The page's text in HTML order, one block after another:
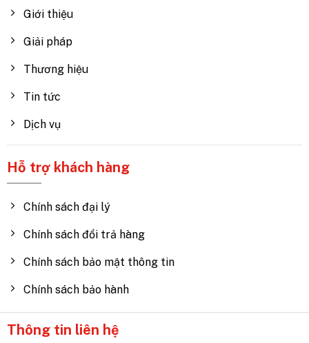
Giới thiệu
Giải pháp
Thương hiệu
Tin tức
Dịch vụ
Hỗ trợ khách hàng
Chính sách đại lý
Chính sách đổi trả hàng
Chính sách bảo mật thông tin
Chính sách bảo hành
Thông tin liên hệ